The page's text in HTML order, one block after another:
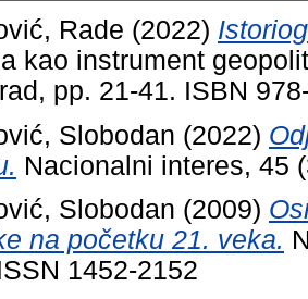
Rade (2022)
kao instrument
pp. 21-41. ISBN
Slobodan (2022)
Nacionalni interes, 45
Slobodan (2009)
na početku 21. veka.
1452-2152